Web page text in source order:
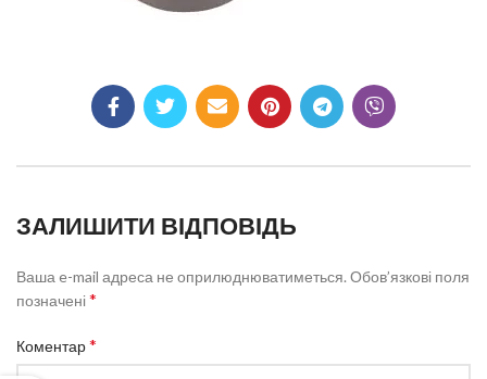
ЗАЛИШИТИ ВІДПОВІДЬ
Ваша e-mail адреса не оприлюднюватиметься. Обов’язкові поля
позначені*
Коментар*